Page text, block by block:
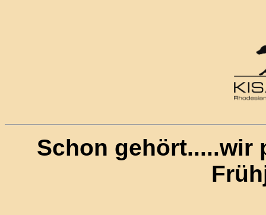
Schon gehört.....wir